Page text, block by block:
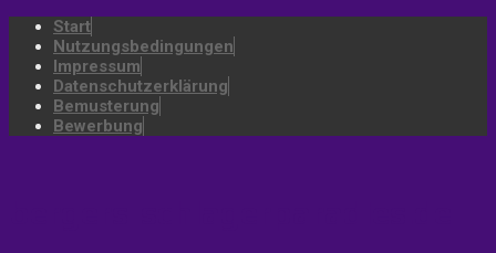
Start
Nutzungsbedingungen
Impressum
Datenschutzerklärung
Bemusterung
Bewerbung